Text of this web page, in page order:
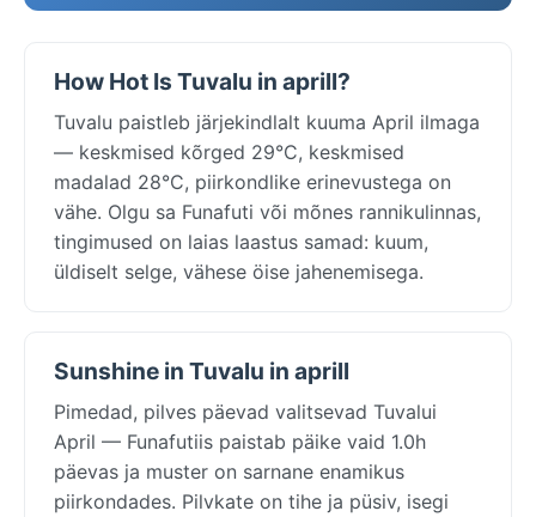
How Hot Is Tuvalu in aprill?
Tuvalu paistleb järjekindlalt kuuma April ilmaga
— keskmised kõrged 29°C, keskmised
madalad 28°C, piirkondlike erinevustega on
vähe. Olgu sa Funafuti või mõnes rannikulinnas,
tingimused on laias laastus samad: kuum,
üldiselt selge, vähese öise jahenemisega.
Sunshine in Tuvalu in aprill
Pimedad, pilves päevad valitsevad Tuvalui
April — Funafutiis paistab päike vaid 1.0h
päevas ja muster on sarnane enamikus
piirkondades. Pilvkate on tihe ja püsiv, isegi